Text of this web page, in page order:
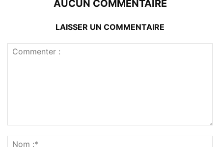
AUCUN COMMENTAIRE
LAISSER UN COMMENTAIRE